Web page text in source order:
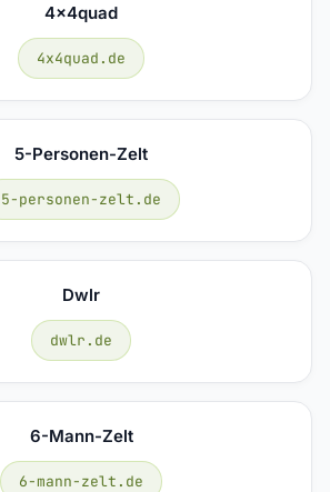
4x4quad
4x4quad.de
5-Personen-Zelt
5-personen-zelt.de
Dwlr
dwlr.de
6-Mann-Zelt
6-mann-zelt.de